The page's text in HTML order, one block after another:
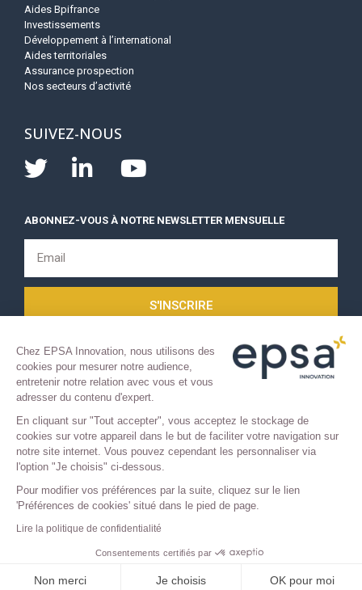
Chez EPSA Innovation, nous utilisons des
cookies pour mesurer notre audience,
entretenir notre relation avec vous et vous
adresser du contenu d'expert.
En cliquant sur "Tout accepter", vous acceptez le stockage de
cookies sur votre appareil dans le but de faciliter votre navigation sur
notre site internet. Vous pouvez cependant les personnaliser via
l'option "Je choisis" ci-dessous.
Pour modifier vos préférences par la suite, cliquez sur le lien
'Préférences de cookies' situé dans le pied de page.
Lire la politique de confidentialité
Consentements certifiés par
Non merci Je choisis OK pour moi
Aides Bpifrance
Investissements
Développement à l’international
Aides territoriales
Assurance prospection
Nos secteurs d’activité
SUIVEZ-NOUS
ABONNEZ-VOUS À NOTRE NEWSLETTER MENSUELLE
S'INSCRIRE
COPYRIGHT 2021 © TOUS DROITS RÉSERVÉS.
Mentions légales